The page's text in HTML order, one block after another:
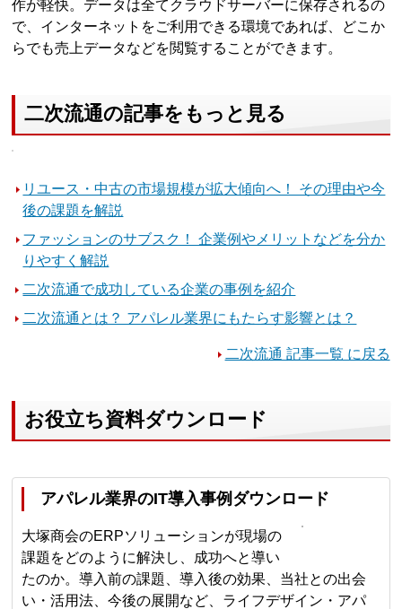
作が軽快。データは全てクラウドサーバーに保存されるの
で、インターネットをご利用できる環境であれば、どこか
らでも売上データなどを閲覧することができます。
二次流通の記事をもっと見る
リユース・中古の市場規模が拡大傾向へ！ その理由や今
後の課題を解説
ファッションのサブスク！ 企業例やメリットなどを分か
りやすく解説
二次流通で成功している企業の事例を紹介
二次流通とは？ アパレル業界にもたらす影響とは？
二次流通 記事一覧 に戻る
お役立ち資料ダウンロード
アパレル業界のIT導入事例ダウンロード
大塚商会のERPソリューションが現場の
課題をどのように解決し、成功へと導い
たのか。導入前の課題、導入後の効果、当社との出会
い・活用法、今後の展開など、ライフデザイン・アパ